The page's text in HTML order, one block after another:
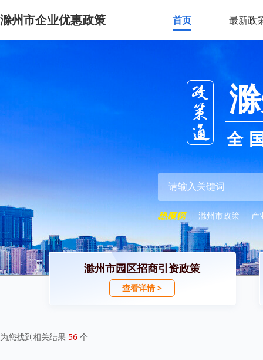
滁州市企业优惠政策 首页 最新政
全
滁州市政策 产
滁州市园区招商引资政策
查看详情 >
为您找到相关结果 56 个